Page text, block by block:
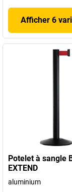
Afficher 6
Potelet à sangle
EXTEND
aluminium